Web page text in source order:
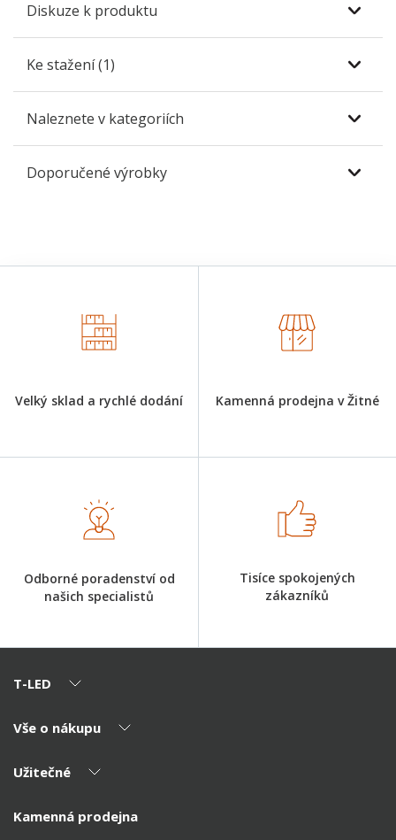
Diskuze k produktu
Ke stažení (1)
Naleznete v kategoriích
Doporučené výrobky
Velký sklad a rychlé dodání Kamenná prodejna v Žitné
Odborné poradenství od
našich specialistů
Tisíce spokojených
zákazníků
T-LED
O nás
Kontakty
Vše o nákupu
Výhody T-LED
Montáž
Užitečné
Reklamace a vrácení
Kamenná prodejna